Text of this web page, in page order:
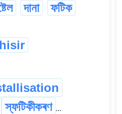
দানা
ফটিক
hisir
স্ফটিকীকৰণ ...